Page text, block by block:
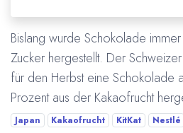
Bislang wurde Schokolade
Zucker hergestellt. Der
für den Herbst eine Schokolade
Prozent aus der Kakaofrucht
Japan Kakaofrucht KitKat Nestlé